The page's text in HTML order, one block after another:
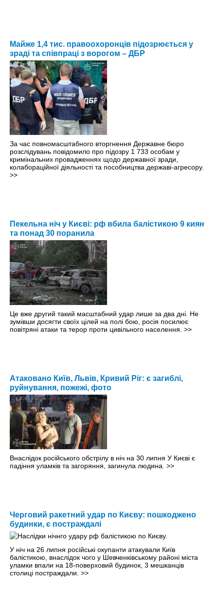
Майже 1,4 тис. правоохоронців підозрюється у
зраді та співпраці з ворогом – ДБР
За час повномасштабного вторгнення Державне бюро
розслідувань повідомило про підозру 1 733 особам у
кримінальних провадженнях щодо державної зради,
колабораційної діяльності та пособництва державі-агресору.
>>
Пекельна ніч у Києві: рф вбила балістикою 9 киян
та понад 30 поранила
Це вже другий такий масштабний удар лише за два дні. Не
зумівши досягти своїх цілей на полі бою, росія посилює
повітряні атаки та терор проти цивільного населення. >>
Атаковано Київ, Львів, Кривий Ріг: є загиблі,
руйнування, пожежі, фото
Внаслідок російського обстрілу в ніч на 30 липня У Києві є
падіння уламків та загоряння, загинула людина. >>
Черговий ракетний удар по Києву: пошкоджено
будинки, є постраждалі
У ніч на 26 липня російські окупанти атакували Київ
балістикою, внаслідок чого у Шевченківському районі міста
уламки впали на 18-поверховий будинок, 3 мешканців
столиці постраждали. >>